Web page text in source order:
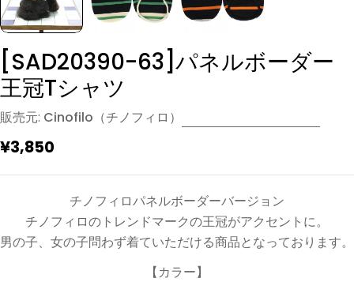
[SAD20390-63]パネルボーダー
王冠Tシャツ
販売元: Cinofilo（チノフィロ）
通
¥3,850
チノフィロパネルボーダーバージョン
チノフィロのトレンドマークの王冠がアクセントに。
男の子、女の子問わず着ていただける商品となっております。
【カラー】